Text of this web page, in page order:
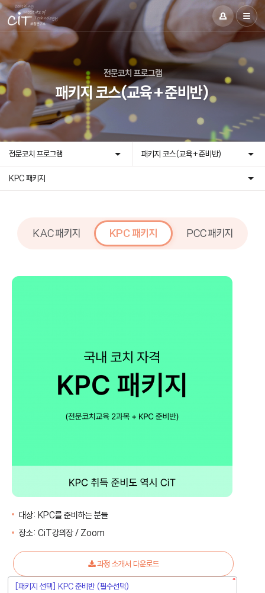
전문코치 프로그램
패키지 코스(교육+준비반)
전문코치 프로그램 패키지 코스(교육+준비반)
KPC 패키지
KAC 패키지 KPC 패키지 PCC 패키지
대상: KPC를 준비하는 분들
장소: CiT강의장 / Zoom
과정 소개서 다운로드